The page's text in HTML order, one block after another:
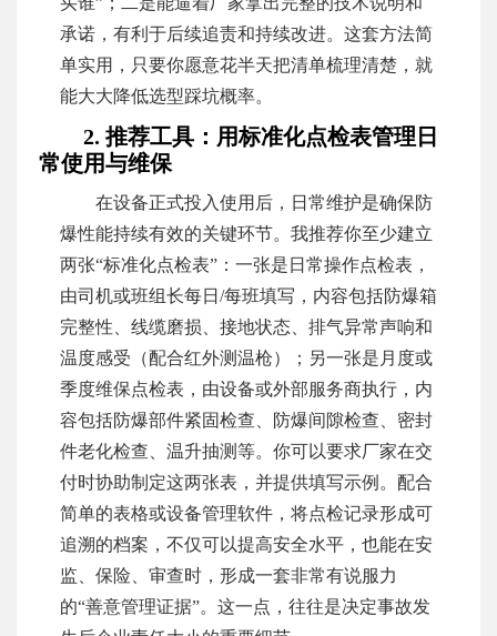
承诺，有利于后续追责和持续改进。这套方法简
单实用，只要你愿意花半天把清单梳理清楚，就
能大大降低选型踩坑概率。
2. 推荐工具：用标准化点检表管理日
常使用与维保
在设备正式投入使用后，日常维护是确保防
爆性能持续有效的关键环节。我推荐你至少建立
两张“标准化点检表”：一张是日常操作点检表，
由司机或班组长每日/每班填写，内容包括防爆箱
完整性、线缆磨损、接地状态、排气异常声响和
温度感受（配合红外测温枪）；另一张是月度或
季度维保点检表，由设备或外部服务商执行，内
容包括防爆部件紧固检查、防爆间隙检查、密封
件老化检查、温升抽测等。你可以要求厂家在交
付时协助制定这两张表，并提供填写示例。配合
简单的表格或设备管理软件，将点检记录形成可
追溯的档案，不仅可以提高安全水平，也能在安
监、保险、审查时，形成一套非常有说服力
的“善意管理证据”。这一点，往往是决定事故发